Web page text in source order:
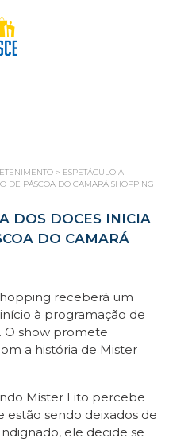
> ESPETÁCULO A
DE PÁSCOA DO CAMARÁ SHOPPING
DOS DOCES INICIA
DO CAMARÁ
receberá um
à programação de
O show promete
a história de Mister
Mister Lito percebe
estão sendo deixados de
ele decide se